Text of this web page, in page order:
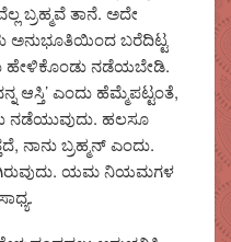
ಬ್ರಹ್ಮವೆ ತಾನೆ. ಅದೇ
ಅನುಭೂತಿಯಿಂದ ಬರೆದಿಟ್ಟ
ಹೇಳಿಕೊಂಡು ನಡೆಯಬೇಡಿ.
ಆಸ್ತಿ’ ಎಂದು ಹೆಮ್ಮೆಪಟ್ಟಂತೆ,
ನಡೆಯುವುದು. ಹಲಸೂ
ನಾನು ಬ್ರಹ್ಮನ್ ಎಂದು.
ಯಮ ನಿಯಮಗಳ